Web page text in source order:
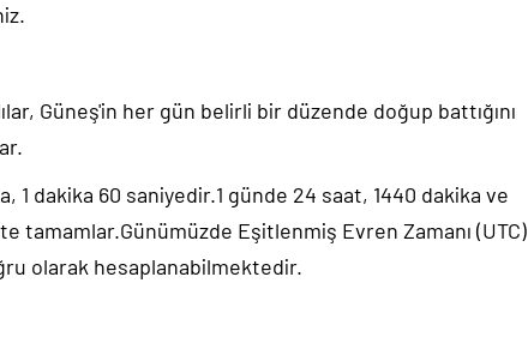
Güneş'in her gün belirli bir düzende doğup battığını
dakika 60 saniyedir.1 günde 24 saat, 1440 dakika ve
tamamlar.Günümüzde Eşitlenmiş Evren Zamanı (UTC)
olarak hesaplanabilmektedir.